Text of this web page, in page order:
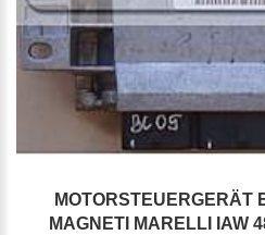
MOTORSTEUERGERÄT
MAGNETI MARELLI IAW